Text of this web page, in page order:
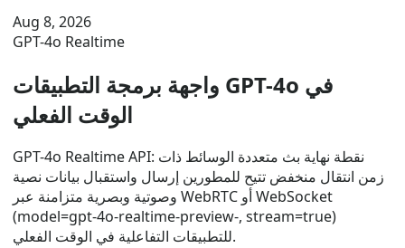
Aug 8, 2026
GPT-4o Realtime
واجهة برمجة التطبيقات GPT-4o في
الوقت الفعلي
GPT-4o Realtime API: نقطة نهاية بث متعددة الوسائط ذات
زمن انتقال منخفض تتيح للمطورين إرسال واستقبال بيانات نصية
وصوتية وبصرية متزامنة عبر WebRTC أو WebSocket
(model=gpt-4o-realtime-preview-, stream=true)
للتطبيقات التفاعلية في الوقت الفعلي.